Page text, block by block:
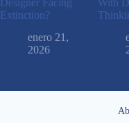
Extinction?
enero 21,
2026